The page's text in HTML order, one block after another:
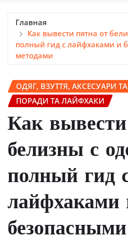
Главная
Как вывести пятна от
полный гид с лайфхаками и
методами
ОДЯГ, ВЗУТТЯ, АКСЕСУАРИ
ПОРАДИ ТА ЛАЙФХАКИ
Как
белизны с
полный гид
лайфхаками
безопасными